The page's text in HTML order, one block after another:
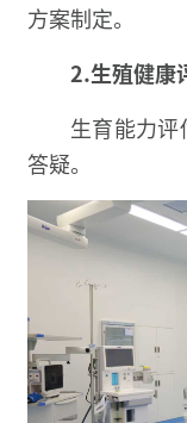
方案制定。
2.生殖健康
生育能力
答疑。